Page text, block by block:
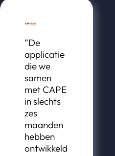
”De
applicatie
die we
samen
met CAPE
in slechts
zes
maanden
hebben
ontwikkeld